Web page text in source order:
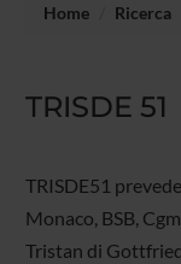
Home Ricerca
TRISDE 51
TRISDE51
Monaco, BSB,
Tristan di